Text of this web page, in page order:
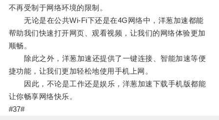
不再受制于网络环境的限制。
无论是在公共Wi-Fi下还是在4G网络中，洋葱加速都能
帮助我们快速打开网页、观看视频，让我们的网络体验更加
顺畅。
除此之外，洋葱加速还提供了一键连接、智能加速等便
捷功能，让我们更加轻松地使用手机上网。
因此，不论是工作还是娱乐，洋葱加速下载手机版都能
让你畅享网络快乐。
#37#